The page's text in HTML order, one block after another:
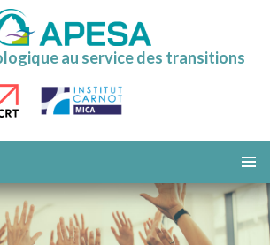
au service des transitions
MENU